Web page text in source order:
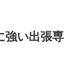
強い出張専